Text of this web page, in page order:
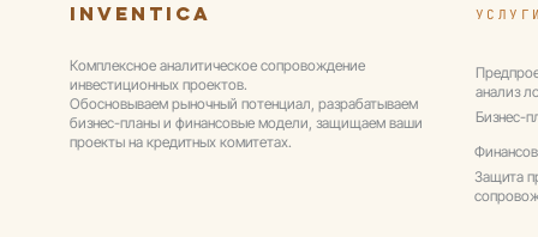
Inventica
анализ
Бизнес-
Защита
Комплексное аналитическое сопровождение
инвестиционных проектов.
Обосновываем рыночный потенциал, разрабатываем
бизнес-планы и финансовые модели, защищаем ваши
проекты на кредитных комитетах.